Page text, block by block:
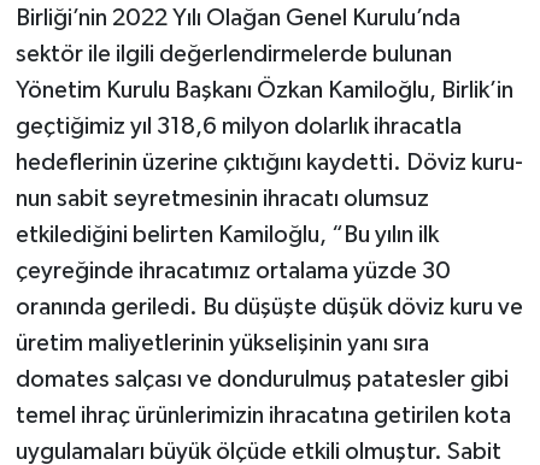
Birliği’nin 2022 Yılı Olağan Genel Kurulu’nda
sektör ile ilgili değer­lendirmelerde bulunan
Yönetim Ku­rulu Başkanı Özkan Kamiloğlu, Bir­lik’in
geçtiğimiz yıl 318,6 milyon dolarlık ihracatla
hedeflerinin üzerine çıktığını kaydetti. Döviz kuru­
nun sabit seyretmesinin ihra­catı olumsuz
etkilediğini belir­ten Kamiloğlu, “Bu yılın ilk
çeyreğinde ihracatımız orta­lama yüzde 30
oranında geri­ledi. Bu düşüşte düşük döviz kuru ve
üretim maliyetlerinin yükselişinin yanı sıra
domates salçası ve dondurulmuş pata­tesler gibi
temel ihraç ürünle­rimizin ihracatına getirilen kota
uygulamaları büyük öl­çüde etkili olmuştur. Sabit